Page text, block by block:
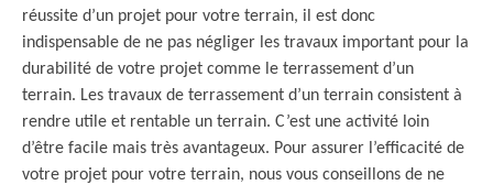
réussite d’un projet pour votre terrain, il est donc
indispensable de ne pas négliger les travaux important pour la
durabilité de votre projet comme le terrassement d’un
terrain. Les travaux de terrassement d’un terrain consistent à
rendre utile et rentable un terrain. C’est une activité loin
d’être facile mais très avantageux. Pour assurer l’efficacité de
votre projet pour votre terrain, nous vous conseillons de ne